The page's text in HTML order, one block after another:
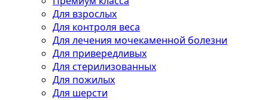
Для взрослых
Для контроля веса
Для лечения мочекаменной болезни
Для привередливых
Для стерилизованных
Для пожилых
Для шерсти